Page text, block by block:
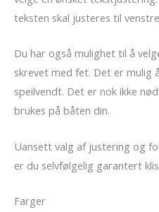
teksten skal justeres til
Du har også mulighet til å
skrevet med fet. Det er mulig
speilvendt. Det er nok ikke
brukes på båten din.
Uansett valg af justering og
er du selvfølgelig garantert
Farger